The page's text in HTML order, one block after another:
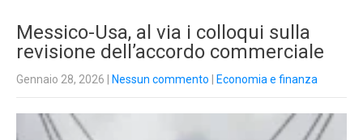
Messico-Usa, al via i colloqui sulla
revisione dell’accordo commerciale
Gennaio 28, 2026 Nessun commento Economia e finanza